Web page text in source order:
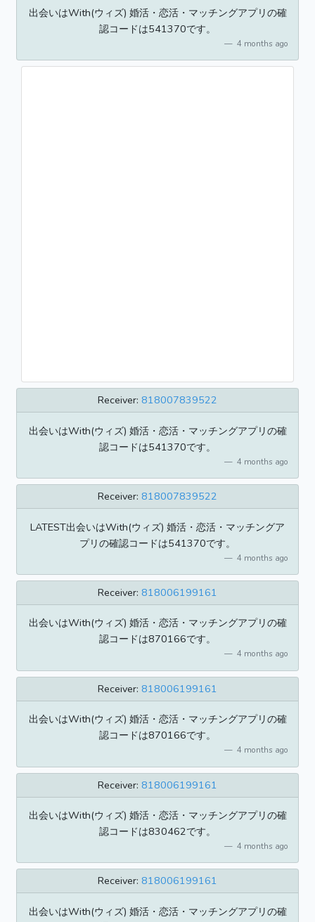
出会いはWith(ウィズ) 婚活・恋活・マッチングアプリの確
認コードは541370です。
4 months ago
Receiver: 818007839522
出会いはWith(ウィズ) 婚活・恋活・マッチングアプリの確
認コードは541370です。
4 months ago
Receiver: 818007839522
LATEST出会いはWith(ウィズ) 婚活・恋活・マッチングア
プリの確認コードは541370です。
4 months ago
Receiver: 818006199161
出会いはWith(ウィズ) 婚活・恋活・マッチングアプリの確
認コードは870166です。
4 months ago
Receiver: 818006199161
出会いはWith(ウィズ) 婚活・恋活・マッチングアプリの確
認コードは870166です。
4 months ago
Receiver: 818006199161
出会いはWith(ウィズ) 婚活・恋活・マッチングアプリの確
認コードは830462です。
4 months ago
Receiver: 818006199161
出会いはWith(ウィズ) 婚活・恋活・マッチングアプリの確